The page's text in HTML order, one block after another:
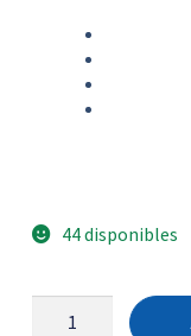
44 disponibles